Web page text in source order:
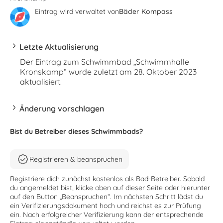
Eintrag wird verwaltet vonBäder Kompass
Letzte Aktualisierung
Der Eintrag zum Schwimmbad „Schwimmhalle
Kronskamp“ wurde zuletzt am 28. Oktober 2023
aktualisiert.
Änderung vorschlagen
Bist du Betreiber dieses Schwimmbads?
Registrieren & beanspruchen
Registriere dich zunächst kostenlos als Bad-Betreiber. Sobald
du angemeldet bist, klicke oben auf dieser Seite oder hierunter
auf den Button „Beanspruchen“. Im nächsten Schritt lädst du
ein Verifizierungsdokument hoch und reichst es zur Prüfung
ein. Nach erfolgreicher Verifizierung kann der entsprechende